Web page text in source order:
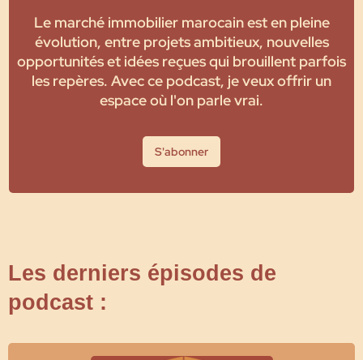
Le marché immobilier marocain est en pleine
évolution, entre projets ambitieux, nouvelles
opportunités et idées reçues qui brouillent parfois
les repères. Avec ce podcast, je veux offrir un
espace où l'on parle vrai.
S'abonner
Les derniers épisodes de
podcast :